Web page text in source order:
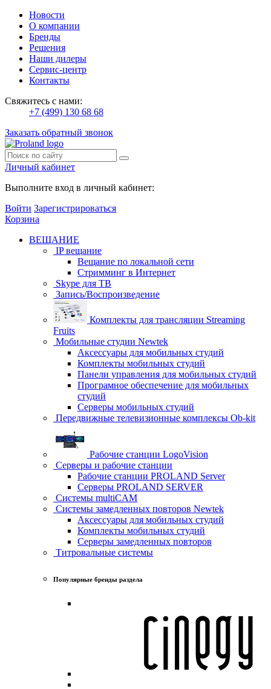
Новости
О компании
Бренды
Решения
Наши дилеры
Сервис-центр
Контакты
Свяжитесь с нами:
+7 (499) 130 68 68
Заказать обратный звонок
Личный кабинет
Выполните вход в личный кабинет:
Войти Зарегистрироваться
Корзина
ВЕЩАНИЕ
IP вещание
Вещание по локальной сети
Стримминг в Интернет
Skype для ТВ
Запись/Воспроизведение
Комплекты для трансляции Streaming
Fruits
Мобильные студии Newtek
Аксессуары для мобильных студий
Комплекты мобильных студий
Панели управления для мобильных студий
Програмное обеспечение для мобильных
студий
Серверы мобильных студий
Передвижные телевизионные комплексы Ob-kit
Рабочие станции LogoVision
Серверы и рабочие станции
Рабочие станции PROLAND Server
Серверы PROLAND SERVER
Системы multiCAM
Системы замедленных повторов Newtek
Аксессуары для мобильных студий
Комплекты мобильных студий
Серверы замедленных повторов
Титровальные системы
Популярные бренды раздела